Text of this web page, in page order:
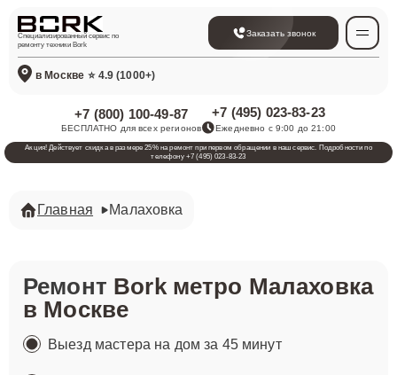
Специализированный сервис по
ремонту техники Bork
Заказать звонок
в Москве ⭐ 4.9 (1000+)
+7 (800) 100-49-87
БЕСПЛАТНО для всех регионов
+7 (495) 023-83-23
Ежедневно с 9:00 до 21:00
Акция! Действует скидка в размере 25% на ремонт при первом обращении в наш сервис. Подробности по
телефону +7 (495) 023-83-23
Главная Малаховка
Ремонт Bork метро Малаховка
в Москве
Выезд мастера на дом за 45 минут